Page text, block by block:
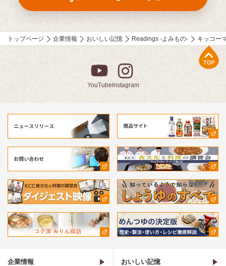
トップページ 企業情報 おいしい記憶 Readings -よみもの- キッコー
YouTubeInstagram
企業情報 おいしい記憶